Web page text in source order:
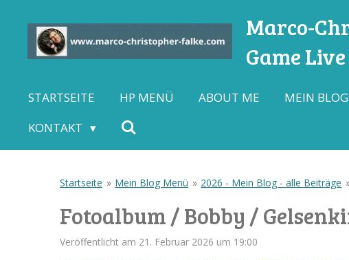
Hauptinhalt
springen
Marco-
Game
STARTSEITE HP MENÜ ABOUT ME MEIN
KONTAKT
Startseite » Mein Blog Menü » 2026 - Mein Blog - alle Beiträge
Fotoalbum / Bobby /
Veröffentlicht am 21. Februar 2026 um 19:00